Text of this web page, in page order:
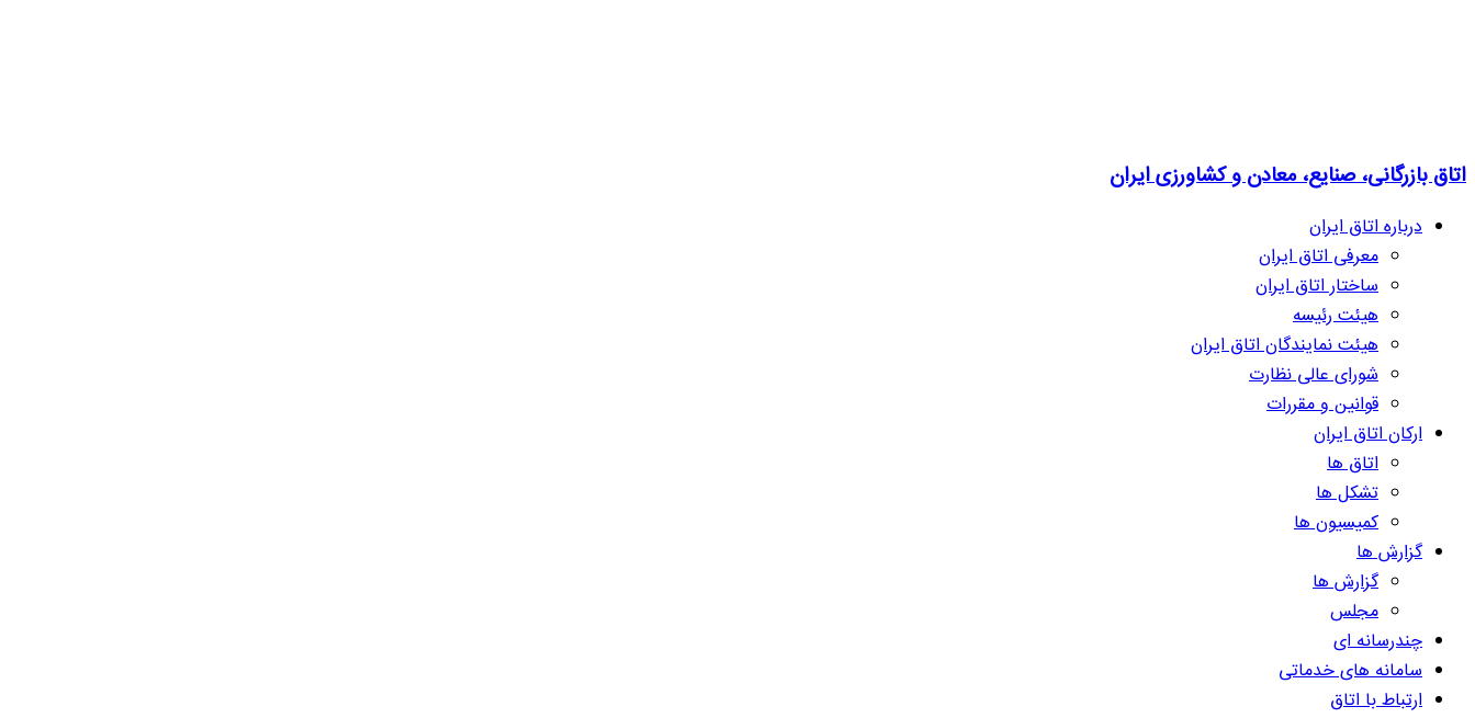
اتاق بازرگانی، صنایع، معادن و کشاورزی ایران
درباره اتاق ایران
معرفی اتاق ایران
ساختار اتاق ایران
هیئت رئیسه
هیئت نمایندگان اتاق ایران
شورای عالی نظارت
قوانین و مقررات
ارکان اتاق ایران
اتاق ها
تشکل ها
کمیسیون ها
گزارش ها
گزارش ها
مجلس
چندرسانه ای
سامانه های خدماتی
ارتباط با اتاق